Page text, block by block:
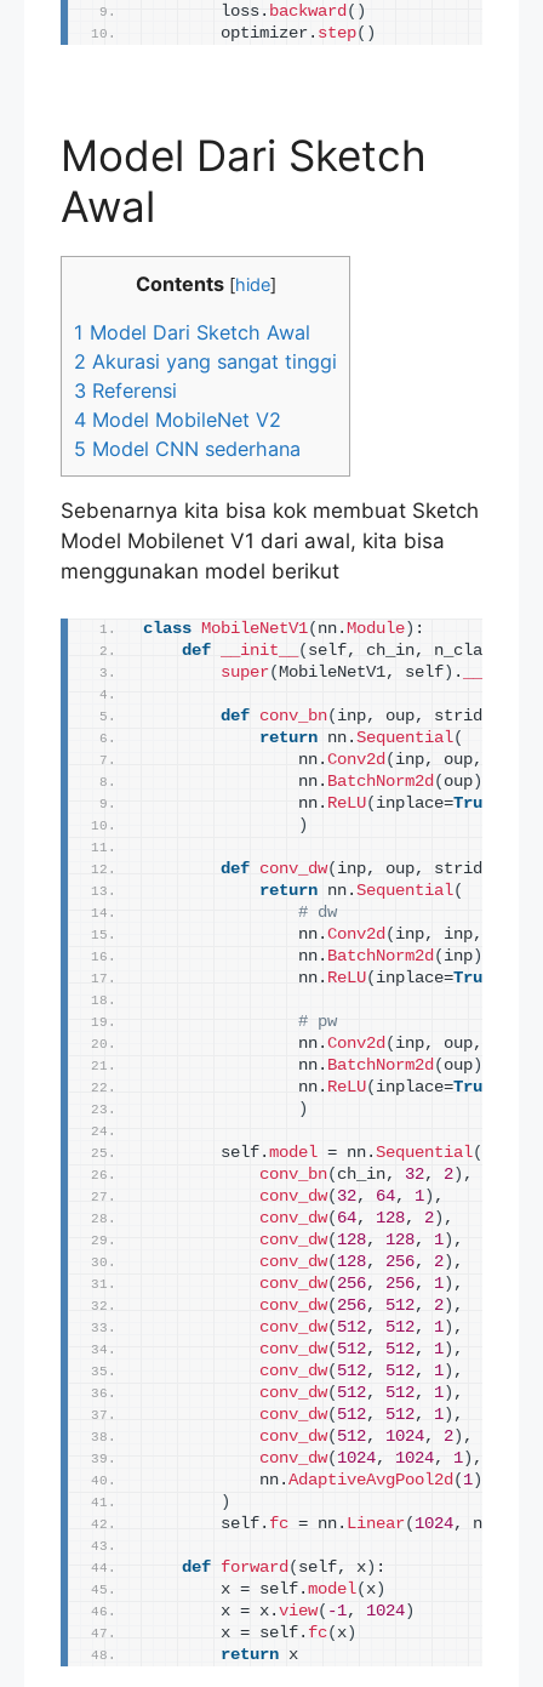
        loss.
backward ()
        optimizer.
step()
Model Dari Sketch
Awal
Contents [hide]
1 Model Dari Sketch Awal
2 Akurasi yang sangat tinggi
3 Referensi
4 Model MobileNet V2
5 Model CNN sederhana
Sebenarnya kita bisa kok membuat Sketch
Model Mobilenet V1 dari awal, kita bisa
menggunakan model berikut
class MobileNetV1( nn. Module) :
def
__init__ ( self, ch_in, n_classes
super(MobileNetV1, self) .
def conv_bn( inp, oup, stride
return nn. Sequential(
                nn.
Conv2d ( inp, oup,
                nn.
BatchNorm2d ( oup)
                nn.
ReLU( inplace=True
)
def conv_dw( inp, oup, stride
return nn. Sequential(
# dw
                nn.
Conv2d ( inp, inp,
                nn.
BatchNorm2d ( inp)
                nn.
ReLU( inplace=True
# pw
                nn.
Conv2d ( inp, oup,
                nn.
BatchNorm2d ( oup)
                nn.
ReLU( inplace=True
)
        self.
model = nn. Sequential(
conv_bn( ch_in, 32, 2) ,
conv_dw( 32, 64, 1) ,
conv_dw( 64, 128, 2) ,
conv_dw( 128, 128, 1) ,
conv_dw( 128, 256, 2) ,
conv_dw( 256, 256, 1) ,
conv_dw( 256, 512, 2) ,
conv_dw( 512, 512, 1) ,
conv_dw( 512, 512, 1) ,
conv_dw( 512, 512, 1) ,
conv_dw( 512, 512, 1) ,
conv_dw( 512, 512, 1) ,
conv_dw( 512, 1024, 2) ,
conv_dw( 1024, 1024, 1) ,
            nn.
AdaptiveAvgPool2d ( 1)
)
        self.
fc = nn. Linear( 1024,
def forward ( self, x) :
        x = self.
model( x)
        x = x.
view( -1, 1024)
        x = self.
fc( x)
return x